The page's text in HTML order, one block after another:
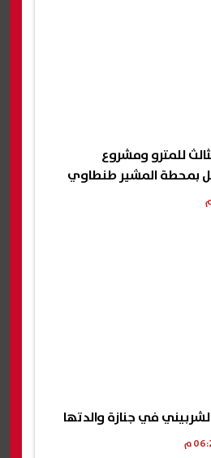
للمترو ومشروع
بمحطة المشير طنطاوي
الشربيني في جنازة والدتها